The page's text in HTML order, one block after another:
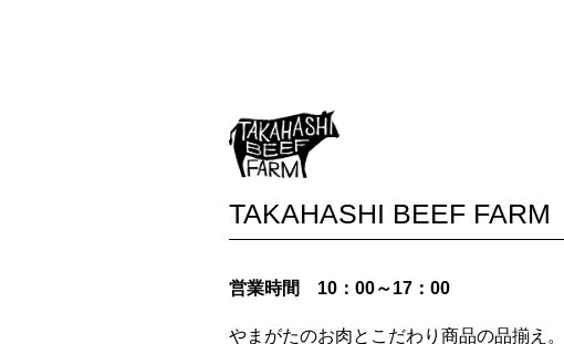
TAKAHASHI BEEF FARM
営業時間 10：00～17：00
やまがたのお肉とこだわり商品の品揃え。